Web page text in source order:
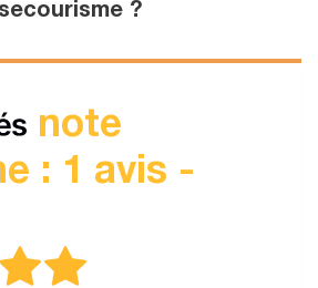
?
note
: 1 avis -